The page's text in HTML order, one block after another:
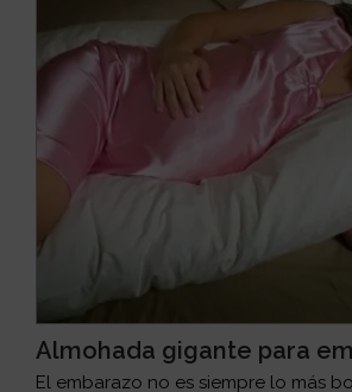
Almohada gigante para
El embarazo no es siempre lo más